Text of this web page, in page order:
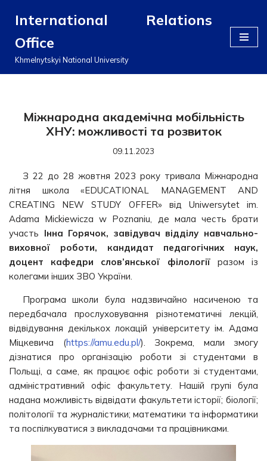
до
вмісту
International Relations
Office
Khmelnytskyi National University
Міжнародна академічна мобільність
ХНУ: можливості та розвиток
09.11.2023
З 22 до 28 жовтня 2023 року тривала Міжнародна
літня школа «EDUCATIONAL MANAGEMENT AND
CREATING NEW STUDY OFFER» від Uniwersytet im.
Adama Mickiewicza w Poznaniu, де мала честь брати
участь Інна Горячок, завідувач відділу навчально-
виховної роботи, кандидат педагогічних наук,
доцент кафедри слов’янської філологіїразом із
колегами інших ЗВО України.
Програма школи була надзвичайно насиченою та
передбачала прослуховування різнотематичні лекцій,
відвідування декількох локацій університету ім. Адама
Міцкевича (https://amu.edu.pl/). Зокрема, мали змогу
дізнатися про організацію роботи зі студентами в
Польщі, а саме, як працює офіс роботи зі студентами,
адміністративний офіс факультету. Нашій групі була
надана можливість відвідати факультети історії; біології;
політології та журналістики; математики та інформатики
та поспілкуватися з викладачами та працівниками.